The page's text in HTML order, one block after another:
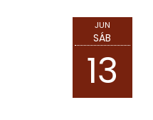
JUN
SÁB
13